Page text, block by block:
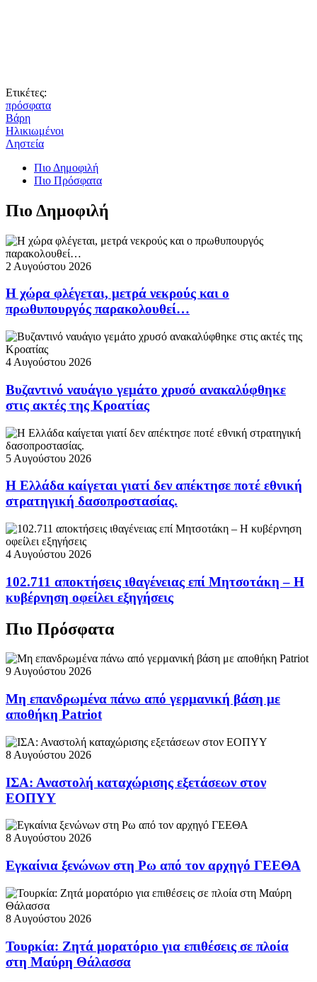
Ετικέτες:
πρόσφατα
Βάρη
Ηλικιωμένοι
Ληστεία
Πιο Δημοφιλή
Πιο Πρόσφατα
Πιο Δημοφιλή
2 Αυγούστου 2026
Η χώρα φλέγεται, μετρά νεκρούς και ο
πρωθυπουργός παρακολουθεί…
4 Αυγούστου 2026
Βυζαντινό ναυάγιο γεμάτο χρυσό ανακαλύφθηκε
στις ακτές της Κροατίας
5 Αυγούστου 2026
Η Ελλάδα καίγεται γιατί δεν απέκτησε ποτέ εθνική
στρατηγική δασοπροστασίας.
4 Αυγούστου 2026
102.711 αποκτήσεις ιθαγένειας επί Μητσοτάκη – Η
κυβέρνηση οφείλει εξηγήσεις
Πιο Πρόσφατα
9 Αυγούστου 2026
Μη επανδρωμένα πάνω από γερμανική βάση με
αποθήκη Patriot
8 Αυγούστου 2026
ΙΣΑ: Αναστολή καταχώρισης εξετάσεων στον
ΕΟΠΥΥ
8 Αυγούστου 2026
Εγκαίνια ξενώνων στη Ρω από τον αρχηγό ΓΕΕΘΑ
8 Αυγούστου 2026
Τουρκία: Ζητά μορατόριο για επιθέσεις σε πλοία
στη Μαύρη Θάλασσα